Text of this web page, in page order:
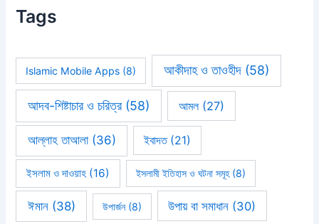
Tags
Islamic Mobile Apps (8) আকীদাহ ও তাওহীদ(58)
আদব-শিষ্টাচার ও চরিত্র(58) আমল(27)
আল্লাহ তাআলা(36) ইবাদত(21)
ইসলাম ও দাওয়াহ (16) ইসলামী ইতিহাস ও ঘটনা সমূহ(8)
ঈমান(38) উপার্জন(8) উপায় বা সমাধান (30)